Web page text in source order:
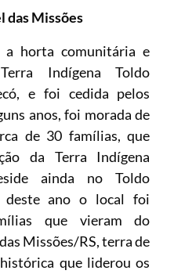
das Missões
a horta comunitária e
Indígena Toldo
e foi cedida pelos
anos, foi morada de
de 30 famílias, que
da Terra Indígena
ainda no Toldo
deste ano o local foi
que vieram do
Missões/RS, terra de
que liderou os